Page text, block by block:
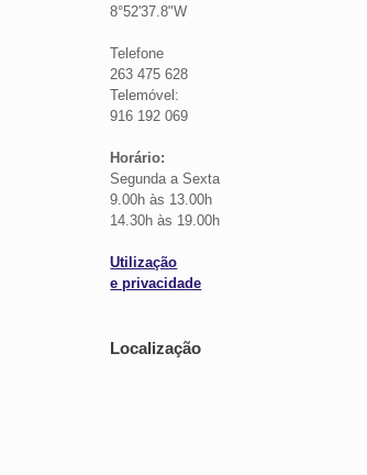
8°52'37.8"W
Telefone
263 475 628
Telemóvel:
916 192 069
Horário:
Segunda a Sexta
9.00h às 13.00h
14.30h às 19.00h
Utilização
e privacidade
Localização